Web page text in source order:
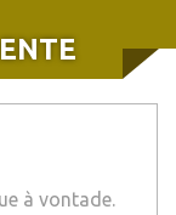
à vontade.